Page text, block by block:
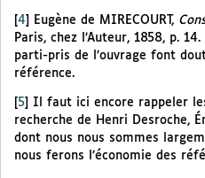
[4] Eugène de MIRECOURT,
Paris, chez l’Auteur, 1858, p.
parti-pris de l’ouvrage font
référence.
5
Il faut ici encore rappeler
recherche de Henri Desroche,
dont nous nous sommes
nous ferons l’économie des